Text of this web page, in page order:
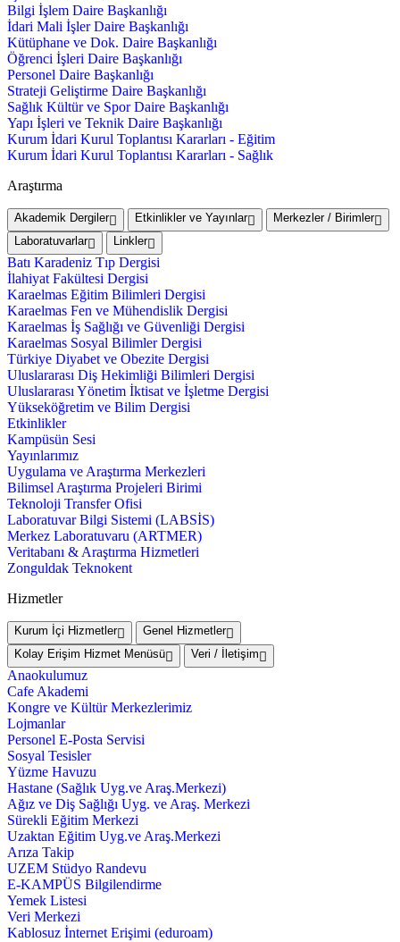
Bilgi İşlem Daire Başkanlığı
İdari Mali İşler Daire Başkanlığı
Kütüphane ve Dok. Daire Başkanlığı
Öğrenci İşleri Daire Başkanlığı
Personel Daire Başkanlığı
Strateji Geliştirme Daire Başkanlığı
Sağlık Kültür ve Spor Daire Başkanlığı
Yapı İşleri ve Teknik Daire Başkanlığı
Kurum İdari Kurul Toplantısı Kararları - Eğitim
Kurum İdari Kurul Toplantısı Kararları - Sağlık
Araştırma
Akademik Dergiler Etkinlikler ve Yayınlar
Merkezler / Birimler
Laboratuvarlar
Linkler
Batı Karadeniz Tıp Dergisi
İlahiyat Fakültesi Dergisi
Karaelmas Eğitim Bilimleri Dergisi
Karaelmas Fen ve Mühendislik Dergisi
Karaelmas İş Sağlığı ve Güvenliği Dergisi
Karaelmas Sosyal Bilimler Dergisi
Türkiye Diyabet ve Obezite Dergisi
Uluslararası Diş Hekimliği Bilimleri Dergisi
Uluslararası Yönetim İktisat ve İşletme Dergisi
Yükseköğretim ve Bilim Dergisi
Etkinlikler
Kampüsün Sesi
Yayınlarımız
Uygulama ve Araştırma Merkezleri
Bilimsel Araştırma Projeleri Birimi
Teknoloji Transfer Ofisi
Laboratuvar Bilgi Sistemi (LABSİS)
Merkez Laboratuvaru (ARTMER)
Veritabanı & Araştırma Hizmetleri
Zonguldak Teknokent
Hizmetler
Kurum İçi Hizmetler
Genel Hizmetler
Kolay Erişim Hizmet Menüsü
Veri / İletişim
Anaokulumuz
Cafe Akademi
Kongre ve Kültür Merkezlerimiz
Lojmanlar
Personel E-Posta Servisi
Sosyal Tesisler
Yüzme Havuzu
Hastane (Sağlık Uyg.ve Araş.Merkezi)
Ağız ve Diş Sağlığı Uyg. ve Araş. Merkezi
Sürekli Eğitim Merkezi
Uzaktan Eğitim Uyg.ve Araş.Merkezi
Arıza Takip
UZEM Stüdyo Randevu
E-KAMPÜS Bilgilendirme
Yemek Listesi
Veri Merkezi
Kablosuz İnternet Erişimi (eduroam)